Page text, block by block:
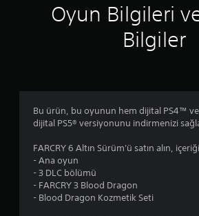
m
n
a
n
a
b
i
l
Oyun Bilgileri
Bilgiler
Bu ürün, bu oyunun hem dijital PS4™
dijital PS5® versiyonunu indirmenizi
FARCRY 6 Altın Sürüm'ü satın alın,
- Ana oyun
- 3 DLC bölümü
- FARCRY 3 Blood Dragon
- Blood Dragon Kozmetik Seti